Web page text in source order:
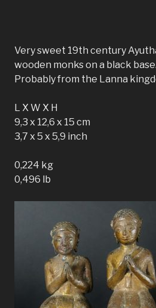
Very sweet 19th century
wooden monks on a black base.
Probably from the Lanna
L X W X H
9,3 x 12,6 x 15 cm
3,7 x 5 x 5,9 inch
0,224 kg
0,496 lb